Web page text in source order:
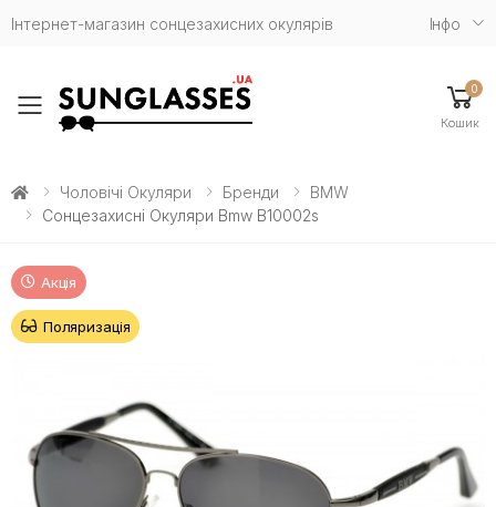
Інтернет-магазин сонцезахисних окулярів Iнфо
Toggle mobile menu
0
Кошик
Чоловічі Окуляри Бренди
BMW
Сонцезахисні Окуляри Bmw B10002s
Акція
Поляризація